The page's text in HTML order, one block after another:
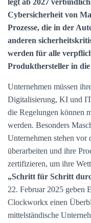
legt ab 2027
Cybersicherheit von
Prozesse, die in der
anderen
werden für alle
Produkthersteller in
Unternehmen müssen
Digitalisierung, KI und
die Regelungen können
werden. Besonders
Unternehmen stehen vor
überarbeiten und ihre
zertifizieren, um ihre
„Schritt für Schritt
22. Februar 2025 geben
Clockworkx einen
mittelständische